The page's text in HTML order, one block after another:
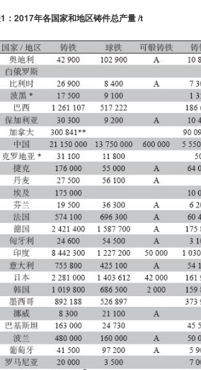
：2017年各国家和地区铸件总产量 /t